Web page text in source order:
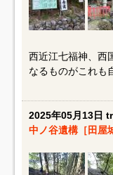
西近江七福神、西
なるものがこれも
2025年05月13日
中ノ谷遺構［田屋